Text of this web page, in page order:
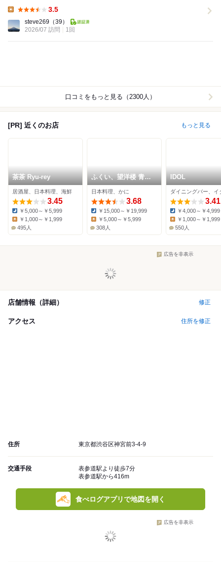
3.5
steve269 （39）
2026/07 訪問
1回
口コミをもっと見る（2300人）
[PR] 近くのお店 もっと見る
茶茶 Ryu-rey
居酒屋、日本料理、海鮮
3.45
Dinner:
￥5,000～￥5,999
￥1,000～￥1,999
495人
ふくい、望洋楼 青山
店
日本料理、かに
3.68
Dinner:
￥15,000～￥19,999
￥5,000～￥5,999
308人
IDOL
3.41
Dinner:
￥4,000～￥4,999
￥1,000～￥1,999
550人
広告を非表示
店舗情報（詳細） 修正
アクセス 住所を修正
住所 東京都渋谷区神宮前3-4-9
交通手段
表参道駅より徒歩7分
表参道駅から416m
食べログアプリで地図を開く
広告を非表示